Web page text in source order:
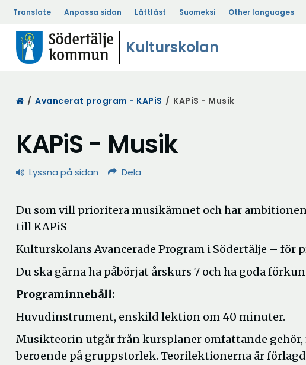
Translate Anpassa sidan Lättläst Suomeksi Other languages
Kulturskolan
Start
/ Avancerat program - KAPiS / KAPiS - Musik
KAPiS - Musik
Lyssna på sidan Dela
Du som vill prioritera musikämnet och har
till KAPiS
Kulturskolans Avancerade Program i Södertälje – för
Du ska gärna ha påbörjat årskurs 7 och ha goda
Programinnehåll:
Huvudinstrument, enskild lektion om 40 minuter.
Musikteorin utgår från kursplaner omfattande
beroende på gruppstorlek. Teorilektionerna är